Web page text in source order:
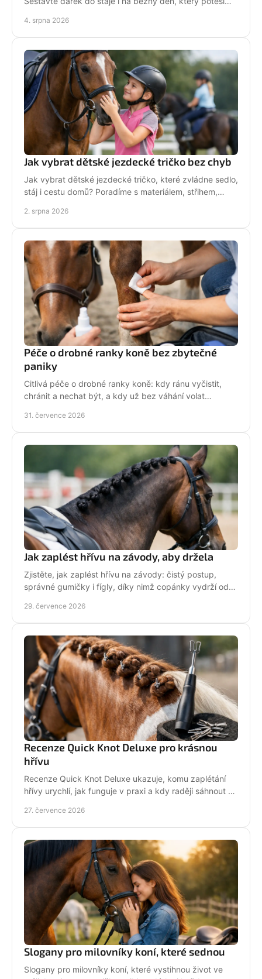
4. srpna 2026
Jak vybrat dětské jezdecké tričko bez chyb
Jak vybrat dětské jezdecké tričko, které zvládne sedlo,
stáj i cestu domů? Poradíme s materiálem, střihem,
2. srpna 2026
Péče o drobné ranky koně bez zbytečné
paniky
Citlivá péče o drobné ranky koně: kdy ránu vyčistit,
chránit a nechat být, a kdy už bez váhání volat
31. července 2026
Jak zaplést hřívu na závody, aby držela
Zjistěte, jak zaplést hřívu na závody: čistý postup,
správné gumičky i fígly, díky nimž copánky vydrží od
29. července 2026
Recenze Quick Knot Deluxe pro krásnou
hřívu
Recenze Quick Knot Deluxe ukazuje, komu zaplétání
hřívy urychlí, jak funguje v praxi a kdy raději sáhnout po
27. července 2026
Slogany pro milovníky koní, které sednou
Slogany pro milovníky koní, které vystihnou život ve